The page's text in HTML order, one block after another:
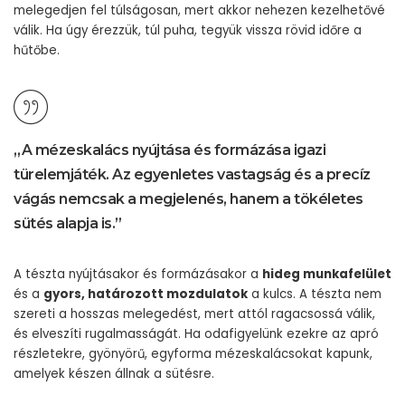
melegedjen fel túlságosan, mert akkor nehezen kezelhetővé
válik. Ha úgy érezzük, túl puha, tegyük vissza rövid időre a
hűtőbe.
„A mézeskalács nyújtása és formázása igazi
türelemjáték. Az egyenletes vastagság és a precíz
vágás nemcsak a megjelenés, hanem a tökéletes
sütés alapja is.”
A tészta nyújtásakor és formázásakor a hideg munkafelület
és a gyors, határozott mozdulatok a kulcs. A tészta nem
szereti a hosszas melegedést, mert attól ragacsossá válik,
és elveszíti rugalmasságát. Ha odafigyelünk ezekre az apró
részletekre, gyönyörű, egyforma mézeskalácsokat kapunk,
amelyek készen állnak a sütésre.